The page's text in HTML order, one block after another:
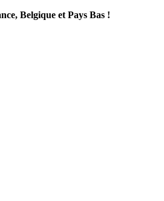
Belgique et Pays Bas !